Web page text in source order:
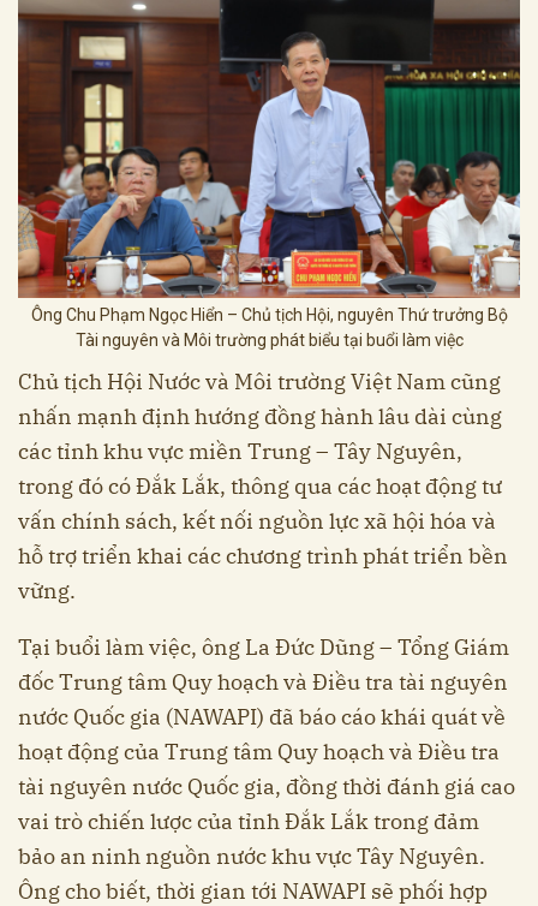
Ông Chu Phạm Ngọc Hiển – Chủ tịch Hội, nguyên Thứ trưởng Bộ
Tài nguyên và Môi trường phát biểu tại buổi làm việc
Chủ tịch Hội Nước và Môi trường Việt Nam cũng
nhấn mạnh định hướng đồng hành lâu dài cùng
các tỉnh khu vực miền Trung – Tây Nguyên,
trong đó có Đắk Lắk, thông qua các hoạt động tư
vấn chính sách, kết nối nguồn lực xã hội hóa và
hỗ trợ triển khai các chương trình phát triển bền
vững.
Tại buổi làm việc, ông La Đức Dũng – Tổng Giám
đốc Trung tâm Quy hoạch và Điều tra tài nguyên
nước Quốc gia (NAWAPI) đã báo cáo khái quát về
hoạt động của Trung tâm Quy hoạch và Điều tra
tài nguyên nước Quốc gia, đồng thời đánh giá cao
vai trò chiến lược của tỉnh Đắk Lắk trong đảm
bảo an ninh nguồn nước khu vực Tây Nguyên.
Ông cho biết, thời gian tới NAWAPI sẽ phối hợp